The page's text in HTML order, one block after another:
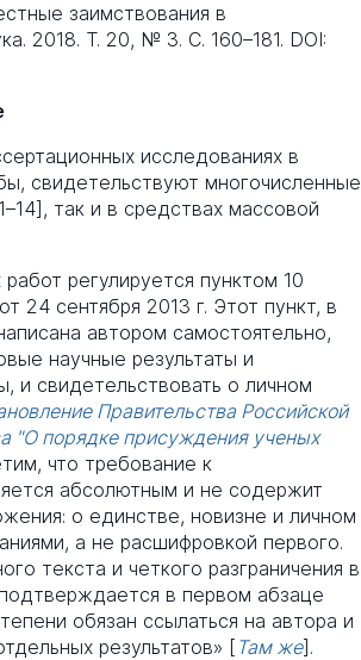
заимствования в
2018. Т. 20, № 3. С. 160–181. DOI:
исследованиях в
свидетельствуют многочисленные
так и в средствах массовой
регулируется пунктом 10
24 сентября 2013 г. Этот пункт, в
автором самостоятельно,
научные результаты и
и свидетельствовать о личном
Правительства Российской
"О порядке присуждения ученых
что требование к
абсолютным и не содержит
о единстве, новизне и личном
а не расшифровкой первого.
текста и четкого разграничения в
в первом абзаце
обязан ссылаться на автора и
результатов» [Там же].